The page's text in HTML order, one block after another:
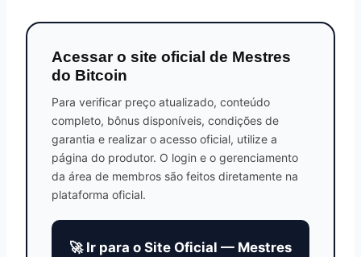
Acessar o site oficial de Mestres
do Bitcoin
Para verificar preço atualizado, conteúdo
completo, bônus disponíveis, condições de
garantia e realizar o acesso oficial, utilize a
página do produtor. O login e o gerenciamento
da área de membros são feitos diretamente na
plataforma oficial.
🚀 Ir para o Site Oficial — Mestres